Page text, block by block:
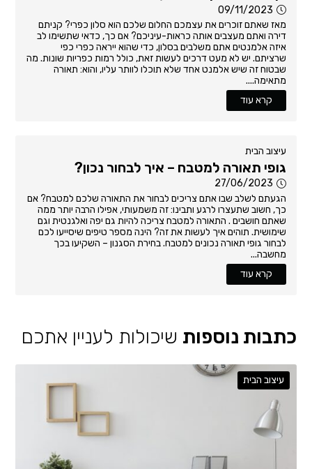
09/11/2023
מאז שאתם זוכרים את עצמכם החלום שלכם הוא סלון כפרי? קניתם
דירה ואתם מעצבים אותה כראות-עיניכם? אם כך, כדאי שתשימו לב
איזה אלמנטים אתם משלבים בסלון, כדי שהוא ייראה כפרי כפי
שרציתם. יש לא מעט דרכים לעשות זאת, כולל רמות כפריות שונות. מה
שבטוח זה שיש אלמנט אחד שלא תוכלו לוותר עליו, והוא: תאורה
מתאימה....
קרא עוד
עיצוב הבית
גופי תאורה למטבח – איך לבחור נכון?
27/06/2023
הגעתם לשלב שבו אתם צריכים לבחור את התאורה שלכם למטבח? אם
כך, חשוב שתעצרו לרגע ותבינו: זה משמעותי, אפילו הרבה יותר ממה
שאתם חושבים . התאורה למטבח צריכה להיות גם יפה ואלגנטית וגם
שימושית. תוהים איך לעשות את זה? הינה מספר טיפים שיסייעו לכם
לבחור גופי תאורה נכונים למטבח. בחירת הסגנון – השקיעו בכך
מחשבה...
קרא עוד
כתבות נוספות שיכולות לעניין אתכם
עיצוב הבית